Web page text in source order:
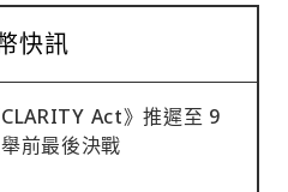
快訊
Act》推遲至 9
前最後決戰